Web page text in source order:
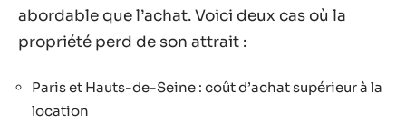
abordable que l’achat. Voici deux cas où la
propriété perd de son attrait :
Paris et Hauts-de-Seine : coût d’achat supérieur à la
location